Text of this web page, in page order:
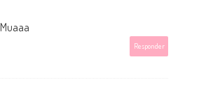
Muaaa
Responder